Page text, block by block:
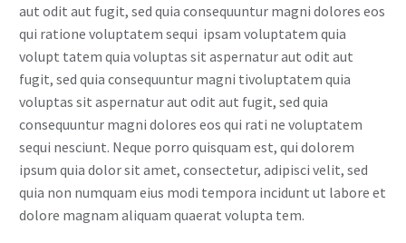
aut odit aut fugit, sed quia consequuntur magni dolores eos
qui ratione voluptatem sequi ipsam voluptatem quia
volupt tatem quia voluptas sit aspernatur aut odit aut
fugit, sed quia consequuntur magni tivoluptatem quia
voluptas sit aspernatur aut odit aut fugit, sed quia
consequuntur magni dolores eos qui rati ne voluptatem
sequi nesciunt. Neque porro quisquam est, qui dolorem
ipsum quia dolor sit amet, consectetur, adipisci velit, sed
quia non numquam eius modi tempora incidunt ut labore et
dolore magnam aliquam quaerat volupta tem.